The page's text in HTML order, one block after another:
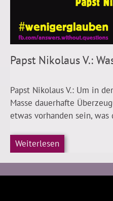
Papst Nikolaus V.:
Papst Nikolaus V.: Um in
Masse dauerhafte
etwas vorhanden sein, was
Weiterlesen